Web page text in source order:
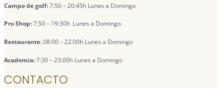
Campo de golf:7:50 – 20:45h Lunes a Domingo
Pro Shop:7:50 – 19:30h Lunes a Domingo
Restaurante: 08:00 – 22:00h Lunes a Domingo
Academia:7:30 – 23:00h Lunes a Domingo
CONTACTO